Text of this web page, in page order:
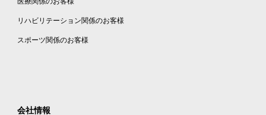
リハビリテーション関係のお客様
スポーツ関係のお客様
会社情報